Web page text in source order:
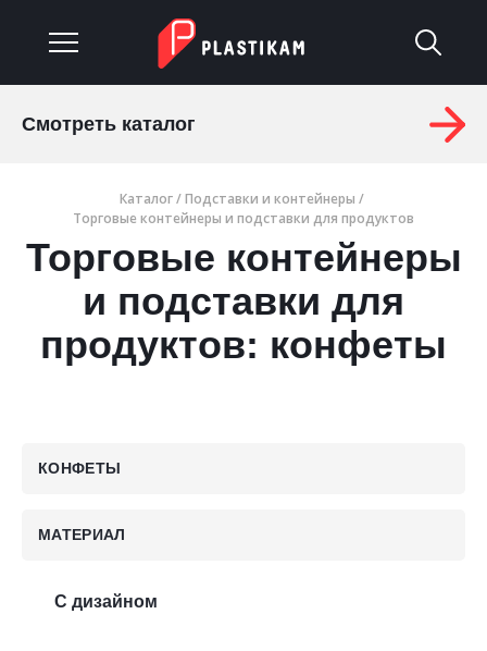
Услуги
Изделия на заказ
Материалы
Гарантия
Отправить заявку
Смотреть каталог
Каталог/Подставки и контейнеры /
Торговые контейнеры и подставки для продуктов
Торговые контейнеры
и подставки для
продуктов: конфеты
КОНФЕТЫ
МАТЕРИАЛ
С дизайном